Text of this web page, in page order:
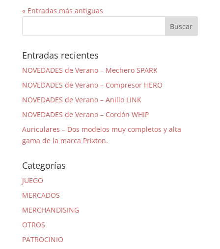
« Entradas más antiguas
Entradas recientes
NOVEDADES de Verano – Mechero SPARK
NOVEDADES de Verano – Compresor HERO
NOVEDADES de Verano – Anillo LINK
NOVEDADES de Verano – Cordón WHIP
Auriculares – Dos modelos muy completos y alta
gama de la marca Prixton.
Categorías
JUEGO
MERCADOS
MERCHANDISING
OTROS
PATROCINIO